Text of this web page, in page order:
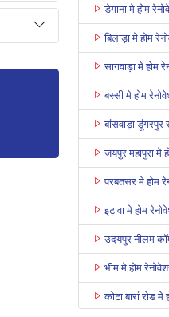
डेगाना मे होम
बिलाड़ा मे होम
सागवाड़ा मे होम
बस्सी मे होम
बांसवाड़ा डूंगरपुर
जयपुर महापुरा मे
परबतसर मे होम
इटावा मे होम
उदयपुर नीलम
भीम मे होम
कोटा बारां रोड